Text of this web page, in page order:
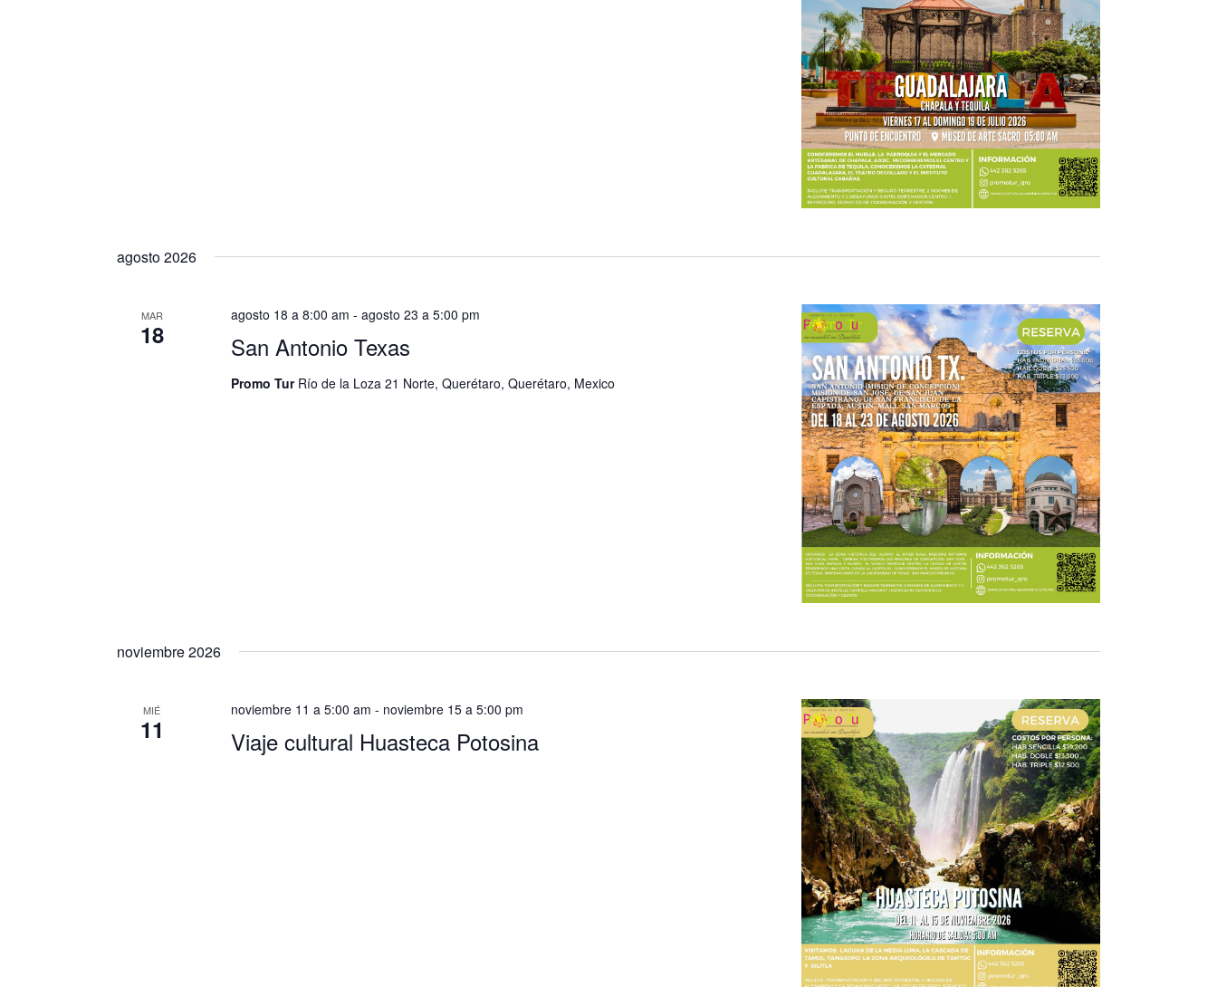
agosto 2026
MAR
18 San Antonio Texas
agosto 18 a 8:00 am - agosto 23 a 5:00 pm
Promo Tur Río de la Loza 21 Norte, Querétaro, Querétaro, Mexico
noviembre 2026
MIÉ
11 Viaje cultural Huasteca Potosina
noviembre 11 a 5:00 am - noviembre 15 a 5:00 pm